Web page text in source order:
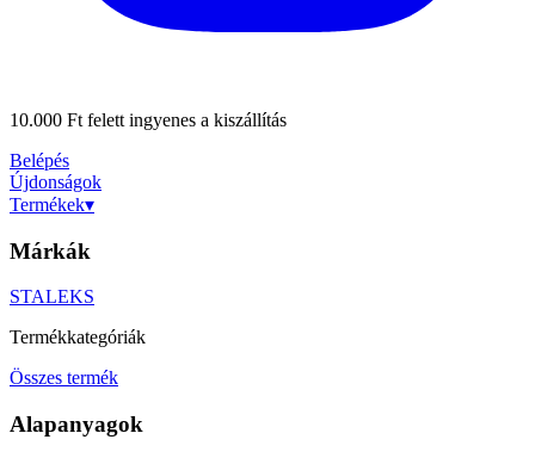
10.000 Ft felett ingyenes a kiszállítás
Belépés
Újdonságok
Termékek▾
Márkák
STALEKS
Termékkategóriák
Összes termék
Alapanyagok